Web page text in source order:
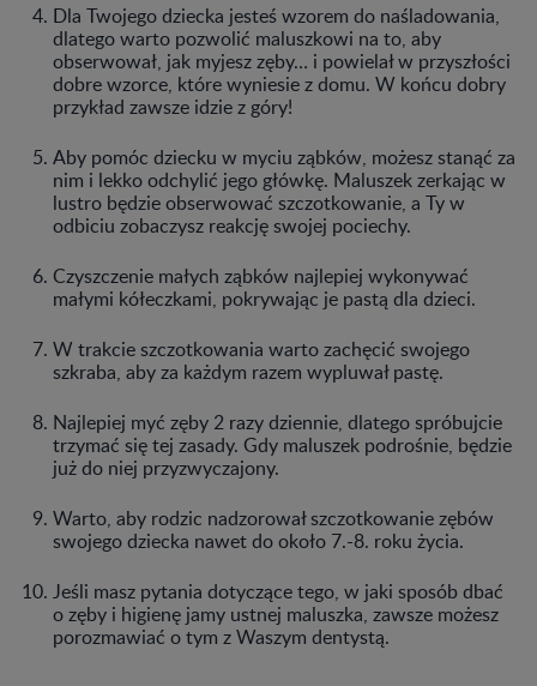
Dla Twojego dziecka jesteś wzorem do naśladowania,
dlatego warto pozwolić maluszkowi na to, aby
obserwował, jak myjesz zęby… i powielał w przyszłości
dobre wzorce, które wyniesie z domu. W końcu dobry
przykład zawsze idzie z góry!
Aby pomóc dziecku w myciu ząbków, możesz stanąć za
nim i lekko odchylić jego główkę. Maluszek zerkając w
lustro będzie obserwować szczotkowanie, a Ty w
odbiciu zobaczysz reakcję swojej pociechy.
Czyszczenie małych ząbków najlepiej wykonywać
małymi kółeczkami, pokrywając je pastą dla dzieci.
W trakcie szczotkowania warto zachęcić swojego
szkraba, aby za każdym razem wypluwał pastę.
Najlepiej myć zęby 2 razy dziennie, dlatego spróbujcie
trzymać się tej zasady. Gdy maluszek podrośnie, będzie
już do niej przyzwyczajony.
Warto, aby rodzic nadzorował szczotkowanie zębów
swojego dziecka nawet do około 7.-8. roku życia.
Jeśli masz pytania dotyczące tego, w jaki sposób dbać
o zęby i higienę jamy ustnej maluszka, zawsze możesz
porozmawiać o tym z Waszym dentystą.